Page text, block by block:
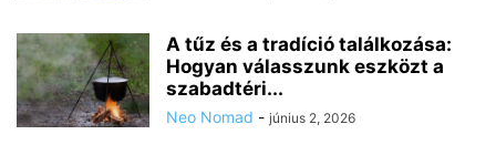
A tűz és a tradíció találkozása:
Hogyan válasszunk eszközt a
szabadtéri...
Neo Nomad - június 2, 2026